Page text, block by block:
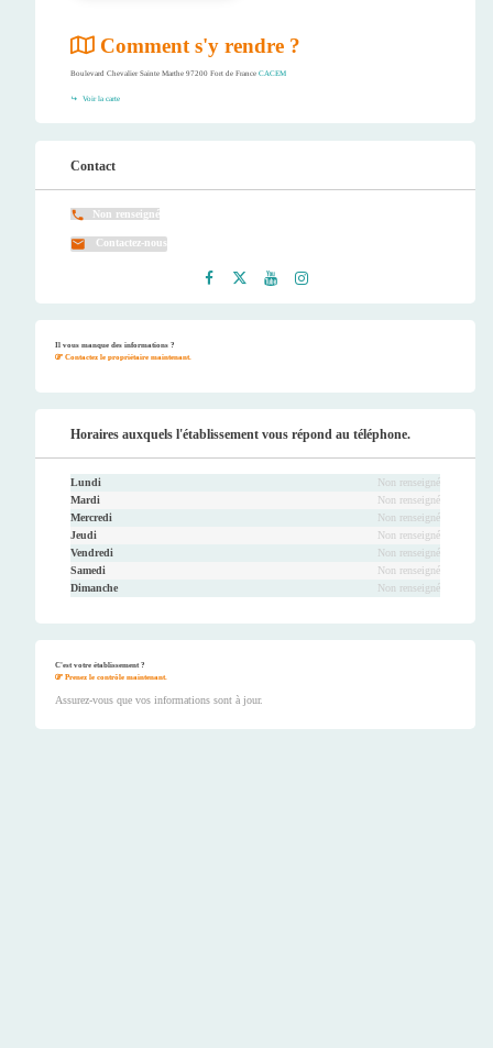
Comment s'y rendre ?
Boulevard Chevalier Sainte Marthe 97200 Fort de France CACEM
Voir la carte
Contact
Non renseigné
Contactez-nous
Il vous manque des informations ?
Contactez le propriétaire maintenant.
Horaires auxquels l'établissement vous répond au téléphone.
Lundi
Non renseigné
Mardi
Non renseigné
Mercredi
Non renseigné
Jeudi
Non renseigné
Vendredi
Non renseigné
Samedi
Non renseigné
Dimanche
Non renseigné
C'est votre établissement ?
Prenez le contrôle maintenant.
Assurez-vous que vos informations sont à jour.